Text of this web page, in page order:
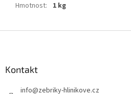
Hmotnost: 1 kg
Kontakt
info@zebriky-hlinikove.cz